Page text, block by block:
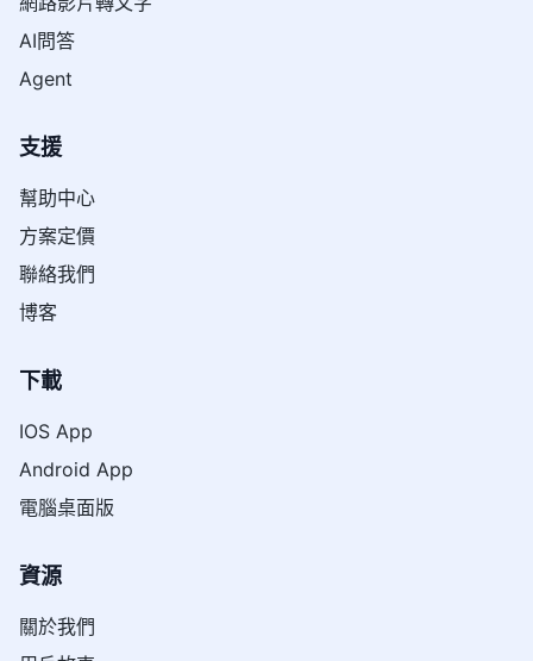
AI問答
Agent
支援
幫助中心
方案定價
聯絡我們
博客
下載
IOS App
Android App
電腦桌面版
資源
關於我們